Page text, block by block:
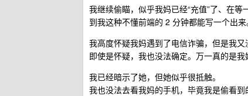
我继续偷瞄，似乎我妈已经“充值”了、在等
到我这种不懂前端的 2 分钟都能写一个出来
我高度怀疑我妈遇到了电信诈骗，但是我
即使是怀疑，我也没法确定。万一真的是
我已经暗示了她，但她似乎很抵触。
我也没法去看我妈的手机，毕竟我是偷看